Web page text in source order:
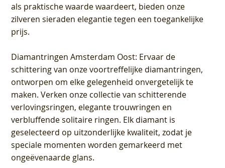
als praktische waarde waardeert, bieden onze
zilveren sieraden elegantie tegen een toegankelijke
prijs.
Diamantringen Amsterdam Oost: Ervaar de
schittering van onze voortreffelijke diamantringen,
ontworpen om elke gelegenheid onvergetelijk te
maken. Verken onze collectie van schitterende
verlovingsringen, elegante trouwringen en
verbluffende solitaire ringen. Elk diamant is
geselecteerd op uitzonderlijke kwaliteit, zodat je
speciale momenten worden gemarkeerd met
ongeëvenaarde glans.